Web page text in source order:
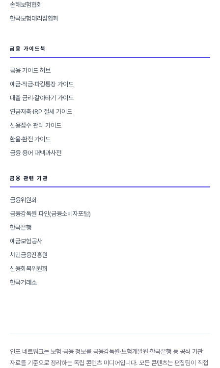
손해보험협회
한국보험대리점협회
금융 가이드북
금융 가이드 허브
예금·적금·파킹통장 가이드
대출 금리·갈아타기 가이드
연금저축·IRP 절세 가이드
신용점수 관리 가이드
환율·환전 가이드
금융 용어 대백과사전
금융 관련 기관
금융위원회
금융감독원 파인(금융소비자포털)
한국은행
예금보험공사
서민금융진흥원
신용회복위원회
한국거래소
인포 네트워크는 보험·금융 정보를 금융감독원·보험개발원·한국은행 등 공식 기관
자료를 기준으로 정리하는 독립 콘텐츠 미디어입니다. 모든 콘텐츠는 편집팀이 직접